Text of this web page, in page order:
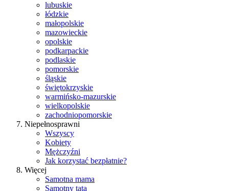
lubuskie
łódzkie
małopolskie
mazowieckie
opolskie
podkarpackie
podlaskie
pomorskie
śląskie
świętokrzyskie
warmińsko-mazurskie
wielkopolskie
zachodniopomorskie
Niepełnosprawni
Wszyscy
Kobiety
Mężczyźni
Jak korzystać bezpłatnie?
Więcej
Samotna mama
Samotny tata